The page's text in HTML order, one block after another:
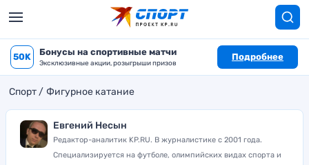
50K Бонусы на спортивные матчи
Эксклюзивные акции, розыгрыши призов
Подробнее
Спорт Фигурное катание
Евгений Несын
Редактор-аналитик KP.RU. В журналистике с 2001 года.
Специализируется на футболе, олимпийских видах спорта и